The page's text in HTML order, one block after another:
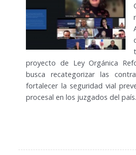
proyecto de Ley Orgánica
busca recategorizar las
fortalecer la seguridad vial
procesal en los juzgados del país.